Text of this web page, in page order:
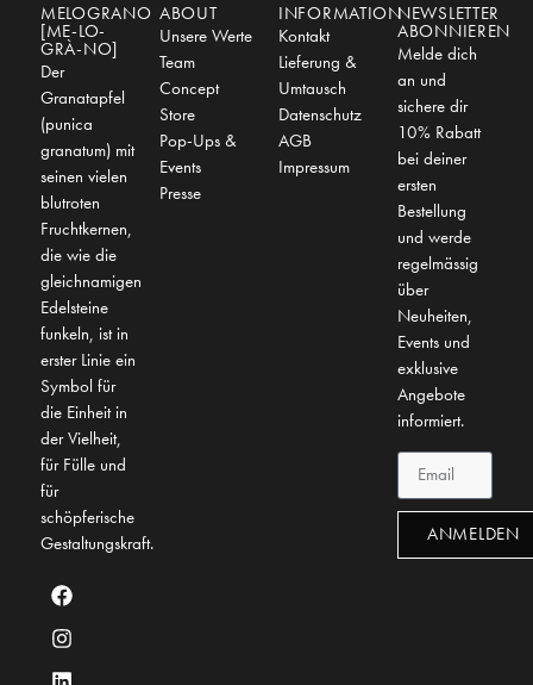
MELOGRANO
[ME-LO-
GRÀ-NO]
Der
Granatapfel
(punica
granatum) mit
seinen vielen
blutroten
Fruchtkernen,
die wie die
gleichnamigen
Edelsteine
funkeln, ist in
erster Linie ein
Symbol für
die Einheit in
der Vielheit,
für Fülle und
für
schöpferische
Gestaltungskraft.
ABOUT
Unsere Werte
Team
Concept
Store
Pop-Ups &
Events
Presse
INFORMATION
Kontakt
Lieferung &
Umtausch
Datenschutz
AGB
Impressum
NEWSLETTER
ABONNIEREN
Melde dich
an und
sichere dir
10% Rabatt
bei deiner
ersten
Bestellung
und werde
regelmässig
über
Neuheiten,
Events und
exklusive
Angebote
informiert.
ANMELDEN